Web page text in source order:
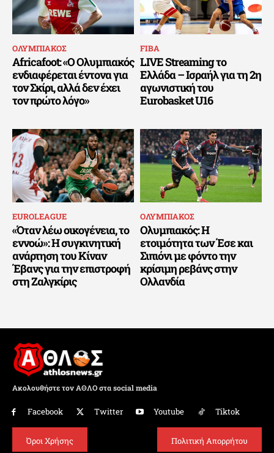
ΟΛΥΜΠΙΑΚΟΣ
Africafoot: «Ο Ολυμπιακός
ενδιαφέρεται έντονα για
τον Σκίρι, αλλά δεν έχει
τον πρώτο λόγο»
FIBA
LIVE Streaming το
Ελλάδα – Ισραήλ για τη 2η
αγωνιστική του
Eurobasket U16
EUROLEAGUE
«Όταν λέω οικογένεια, το
εννοώ»: Η συγκινητική
ανάρτηση του Κίναν
Έβανς για την επιστροφή
στη Ζαλγκίρις
ΟΛΥΜΠΙΑΚΟΣ
Ολυμπιακός: Η
ετοιμότητα των Έσε και
Σιπιόνι με φόντο την
κρίσιμη ρεβάνς στην
Ολλανδία
Ακολουθήστε τον ΑΘΛΟ στα social media
Facebook Twitter Youtube Tiktok
Όροι Χρήσης Πολιτική Απορρήτου